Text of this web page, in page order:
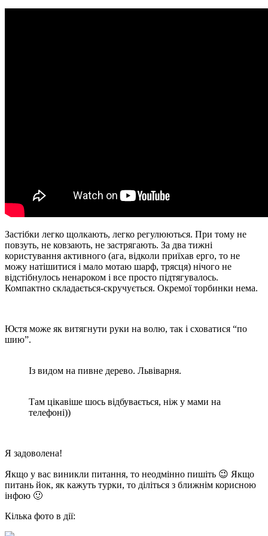
Застібки легко щолкають, легко регулюються. При тому не
повзуть, не ковзають, не застрягають. За два тижні
користування активного (ага, відколи приїхав ерго, то не
можу натішитися і мало мотаю шарф, трясця) нічого не
відстібнулось ненароком і все просто підтягувалось.
Компактно складається-скручується. Окремої торбинки нема.
Юстя може як витягнути руки на волю, так і сховатися “по
шию”.
Із видом на пивне дерево. Львіварня.
Там цікавіше шось відбувається, ніж у мами на
телефоні))
Я задоволена!
Якщо у вас виникли питання, то неодмінно пишіть 😉 Якщо
питань йок, як кажуть турки, то діліться з ближнім корисною
інфою 🙂
Кілька фото в дії: